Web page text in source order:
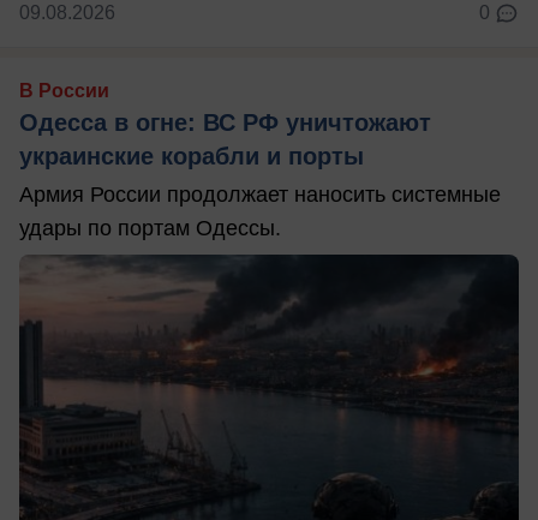
09.08.2026 0
В России
Одесса в огне: ВС РФ уничтожают
украинские корабли и порты
Армия России продолжает наносить системные
удары по портам Одессы.